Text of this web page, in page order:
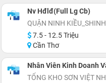
Nv Hđlđ(Full Lg Cb)
QUẬN NINH
7.5 - 12.5 Triệu
Cần Thơ
Nhân Viên Kinh Doanh
TỔNG KHO SƠN VIỆT